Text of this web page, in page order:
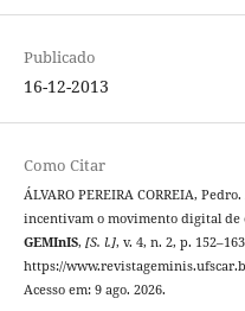
Publicado
16-12-2013
Como Citar
ÁLVARO PEREIRA CORREIA,
incentivam o movimento digital de
GEMInIS, [S. l.], v. 4, n. 2, p.
https://
Acesso em: 9 ago. 2026.